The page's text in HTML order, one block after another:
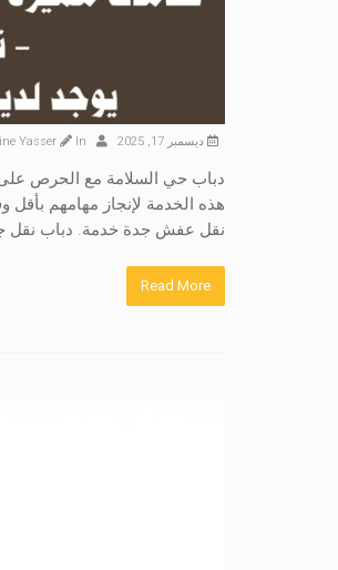
ديسمبر 17, 2025 Yasser In
دباب حي السلامة مع الحرص على
هذه الخدمة لإنجاز مهامهم
نقل عفش جدة خدمة. دباب نقل جدة 24 ساعة – اطلب خلال دقائق! 0555173063. دباب
Read More